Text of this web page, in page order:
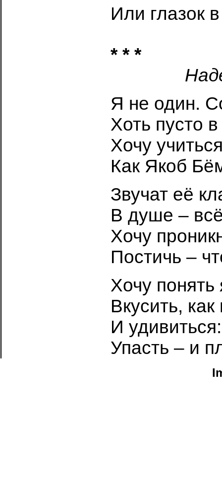
Или глазок
* * *
Я не один.
Хоть пусто
Хочу
Как Якоб
Звучат её
В душе –
Хочу
Постичь –
Хочу
Вкусить, как
И
Упасть – и